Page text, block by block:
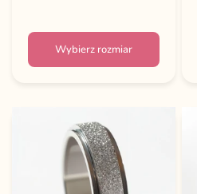
Wybierz rozmiar